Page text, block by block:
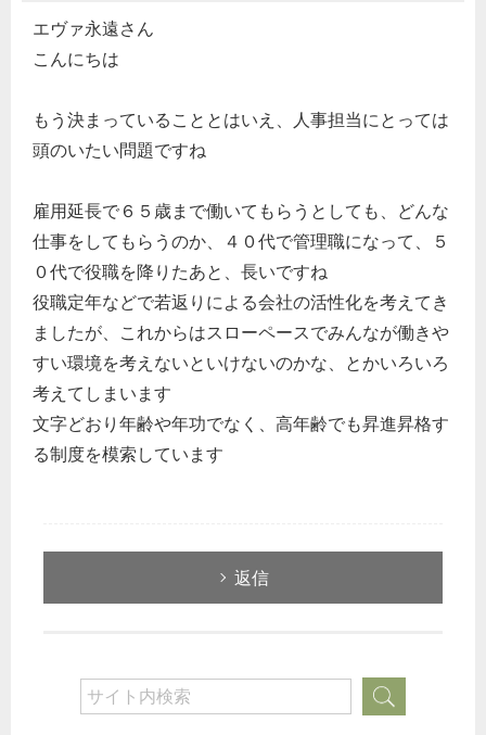
エヴァ永遠さん
こんにちは
もう決まっていることとはいえ、人事担当にとっては
頭のいたい問題ですね
雇用延長で６５歳まで働いてもらうとしても、どんな
仕事をしてもらうのか、４０代で管理職になって、５
０代で役職を降りたあと、長いですね
役職定年などで若返りによる会社の活性化を考えてき
ましたが、これからはスローペースでみんなが働きや
すい環境を考えないといけないのかな、とかいろいろ
考えてしまいます
文字どおり年齢や年功でなく、高年齢でも昇進昇格す
る制度を模索しています
返信